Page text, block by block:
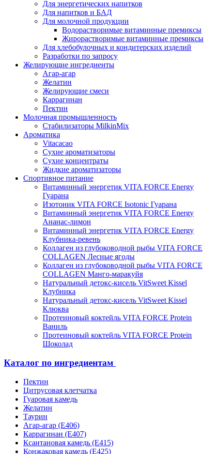
Для энергетических напитков
Для напитков и БАД
Для молочной продукции
Водорастворимые витаминные премиксы
Жирорастворимые витаминные премиксы
Для хлебобулочных и кондитерских изделий
Разработки по запросу
Желирующие ингредиенты
Агар-агар
Желатин
Желирующие смеси
Каррагинан
Пектин
Молочная промышленность
Стабилизаторы MilkinMix
Ароматика
Vitacacao
Сухие ароматизаторы
Сухие концентраты
Жидкие ароматизаторы
Спортивное питание
Витаминный энергетик VITA FORCE Energy
Гуарана
Изотоник VITA FORCE Isotonic Гуарана
Витаминный энергетик VITA FORCE Energy
Ананас-лимон
Витаминный энергетик VITA FORCE Energy
Клубника-ревень
Коллаген из глубоководной рыбы VITA FORCE
COLLAGEN Лесные ягоды
Коллаген из глубоководной рыбы VITA FORCE
COLLAGEN Манго-маракуйя
Натуральный детокс-кисель VitSweet Kissel
Клубника
Натуральный детокс-кисель VitSweet Kissel
Клюква
Протеиновый коктейль VITA FORCE Protein
Ваниль
Протеиновый коктейль VITA FORCE Protein
Шоколад
Каталог по ингредиентам
Пектин
Цитрусовая клетчатка
Гуаровая камедь
Желатин
Таурин
Агар-агар (Е406)
Каррагинан (Е407)
Ксантановая камедь (Е415)
Конжаковая камедь (Е425)